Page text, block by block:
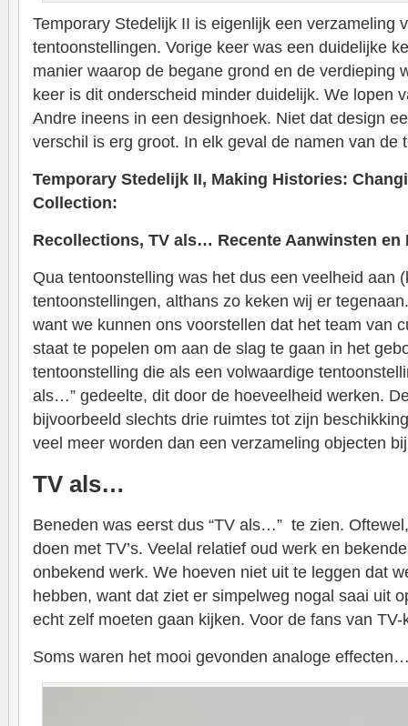
Temporary Stedelijk II is eigenlijk een verzameling
tentoonstellingen. Vorige keer was een duidelijke
manier waarop de begane grond en de verdieping
keer is dit onderscheid minder duidelijk. We lopen
Andre ineens in een designhoek. Niet dat design
verschil is erg groot. In elk geval de namen van de
Temporary Stedelijk II, Making Histories:
Collection:
Recollections, TV als… Recente Aanwinsten en
Qua tentoonstelling was het dus een veelheid aan
tentoonstellingen, althans zo keken wij er
want we kunnen ons voorstellen dat het team van
staat te popelen om aan de slag te gaan in het
tentoonstelling die als een volwaardige
als…” gedeelte, dit door de hoeveelheid werken.
bijvoorbeeld slechts drie ruimtes tot zijn
veel meer worden dan een verzameling objecten
TV als…
Beneden was eerst dus “TV als…” te zien.
doen met TV’s. Veelal relatief oud werk en
onbekend werk. We hoeven niet uit te leggen dat
hebben, want dat ziet er simpelweg nogal saai uit
echt zelf moeten gaan kijken. Voor de fans van
Soms waren het mooi gevonden analoge